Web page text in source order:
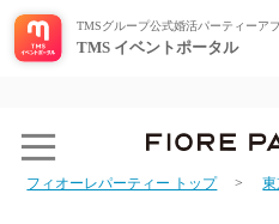
TMSグループ公式婚活パーティーア
TMS イベントポータル
フィオーレパーティー トップ